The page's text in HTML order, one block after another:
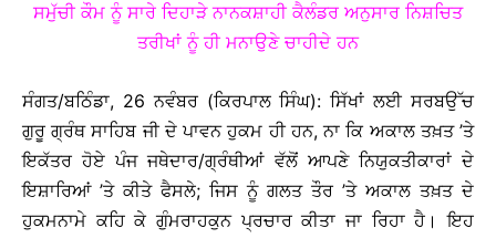
ਸਮੁੱਚੀ ਕੌਮ ਨੂੰ ਸਾਰੇ ਦਿਹਾੜੇ ਨਾਨਕਸ਼ਾਹੀ ਕੈਲੰਡਰ ਅਨੁਸਾਰ ਨਿਸ਼ਚਿਤ
ਤਰੀਖਾਂ ਨੂੰ ਹੀ ਮਨਾਉਣੇ ਚਾਹੀਦੇ ਹਨ
ਸੰਗਤ/ਬਠਿੰਡਾ, 26 ਨਵੰਬਰ (ਕਿਰਪਾਲ ਸਿੰਘ): ਸਿੱਖਾਂ ਲਈ ਸਰਬਉੱਚ
ਗੁਰੂ ਗ੍ਰੰਥ ਸਾਹਿਬ ਜੀ ਦੇ ਪਾਵਨ ਹੁਕਮ ਹੀ ਹਨ, ਨਾ ਕਿ ਅਕਾਲ ਤਖ਼ਤ ’ਤੇ
ਇਕੱਤਰ ਹੋਏ ਪੰਜ ਜਥੇਦਾਰ/ਗ੍ਰੰਥੀਆਂ ਵੱਲੋਂ ਆਪਣੇ ਨਿਯੁਕਤੀਕਾਰਾਂ ਦੇ
ਇਸ਼ਾਰਿਆਂ ’ਤੇ ਕੀਤੇ ਫੈਸਲੇ; ਜਿਸ ਨੂੰ ਗਲਤ ਤੌਰ ’ਤੇ ਅਕਾਲ ਤਖ਼ਤ ਦੇ
ਹੁਕਮਨਾਮੇ ਕਹਿ ਕੇ ਗੁੰਮਰਾਹਕੁਨ ਪ੍ਰਚਾਰ ਕੀਤਾ ਜਾ ਰਿਹਾ ਹੈ। ਇਹ